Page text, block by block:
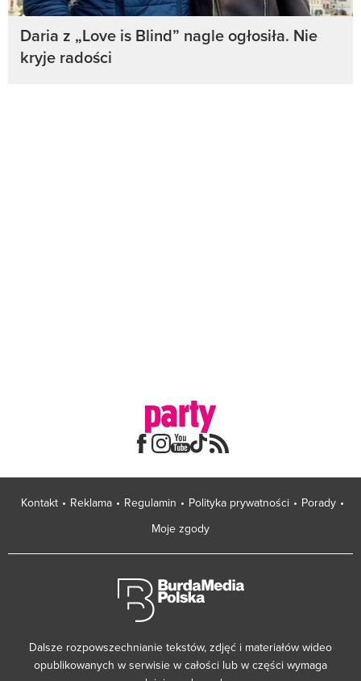
Daria z „Love is Blind” nagle ogłosiła. Nie
kryje radości
Kontakt Reklama Regulamin Polityka prywatności
Porady
Moje zgody
Dalsze rozpowszechnianie tekstów, zdjęć i materiałów wideo
opublikowanych w serwisie w całości lub w części wymaga